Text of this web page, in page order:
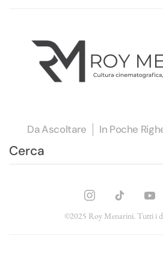
Da Ascoltare In Poche
©2025 Roy Menarini. Tutti i